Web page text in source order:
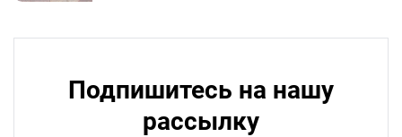
Подпишитесь на нашу
рассылку